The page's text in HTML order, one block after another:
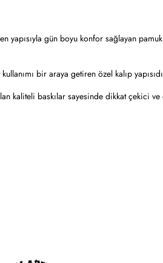
yapısıyla gün boyu konfor sağlayan
bir araya getiren özel kalıp
kaliteli baskılar sayesinde dikkat çekici ve